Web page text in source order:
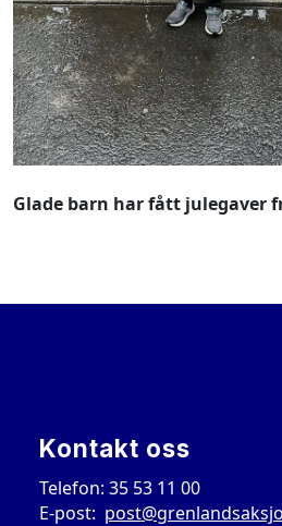
Glade barn har fått julegaver
Kontakt oss
Telefon: 35 53 11 00
E-post: